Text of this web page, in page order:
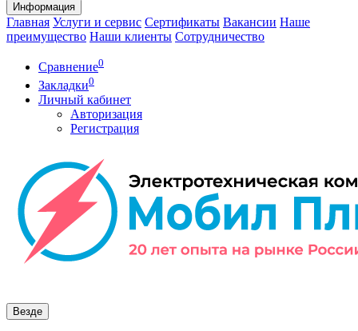
Информация
Главная Услуги и сервис Сертификаты Вакансии Наше
преимущество Наши клиенты Сотрудничество
Сравнение0
Закладки0
Личный кабинет
Авторизация
Регистрация
Везде